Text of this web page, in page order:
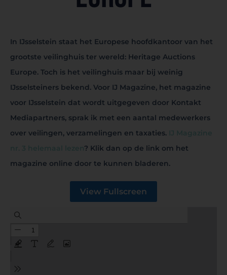
In IJsselstein staat het Europese hoofdkantoor van het
grootste veilinghuis ter wereld: Heritage Auctions
Europe. Toch is het veilinghuis maar bij weinig
IJsselsteiners bekend. Voor IJ Magazine, het magazine
voor IJsselstein dat wordt uitgegeven door Kontakt
Mediapartners, sprak ik met een aantal medewerkers
over veilingen, verzamelingen en taxaties.
? Klik dan op de link om het
magazine online door te kunnen bladeren.
View Fullscreen